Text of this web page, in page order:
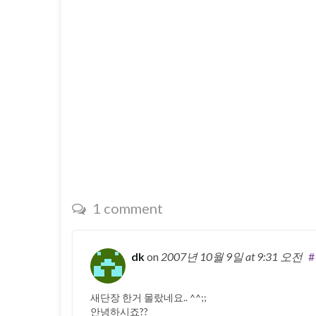
1 comment
dkon 2007년 10월 9일at 9:31 오전 #
새단장 한거 몰랐네요.. ^^;;
안녕하시죠??